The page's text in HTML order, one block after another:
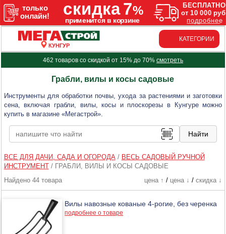
КУНГУР
КАТЕГОРИИ
462 товаров со скидкой от 15% до 70% смотреть
Грабли, вилы и косы садовые
Инструменты для обработки почвы, ухода за растениями и заготовки
сена, включая грабли, вилы, косы и плоскорезы в Кунгуре можно
купить в магазине «Мегастрой».
ВСЕ ДЛЯ ДАЧИ, САДА И ОГОРОДА/ ВЕСЬ САДОВЫЙ РУЧНОЙ
ИНСТРУМЕНТ/ ГРАБЛИ, ВИЛЫ И КОСЫ САДОВЫЕ
Найдено 44 товара
цена ↑ / цена ↓ / скидка ↓
Вилы навозные кованые 4-рогие, без черенка
подробнее о товаре